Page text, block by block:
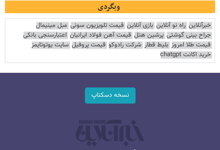
وبگردی
خبرآنلاین راه نو آنلاین بازی آنلاین قیمت تلویزیون سونی مبل مینیمال
جراح بینی گوشتی پرشین هتل قیمت آهن فولاد ایرانیان اعتبارسنجی بانکی
قیمت طلا امروز بلیط قطار شرکت رادوکو قیمت پروفیل سایت یوتوتایمز
خرید اکانت chatgpt
نسخه دسکتاپ